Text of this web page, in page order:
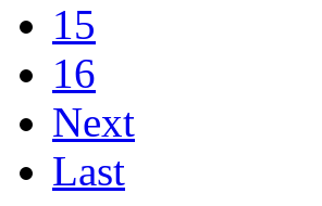
15
16
Next
Last